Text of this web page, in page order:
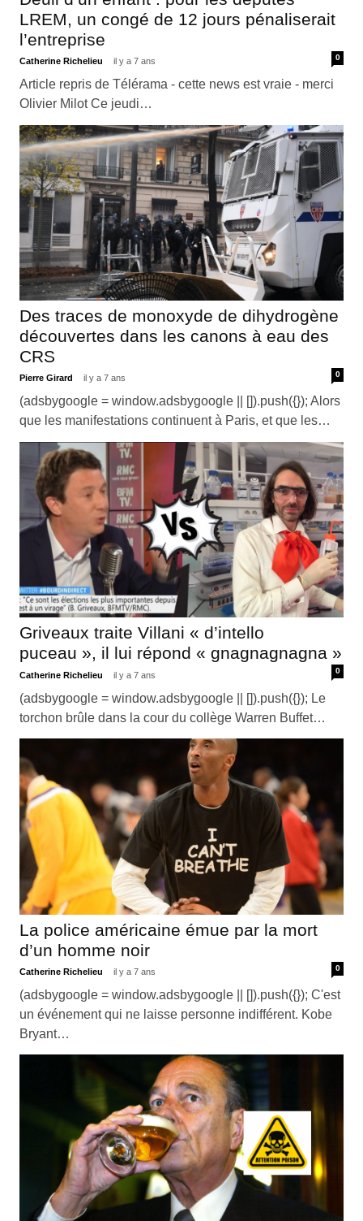
LREM, un congé de 12 jours pénaliserait
l’entreprise
Catherine Richelieu il y a 7 ans 0
Article repris de Télérama - cette news est vraie - merci
Olivier Milot Ce jeudi…
Des traces de monoxyde de dihydrogène
découvertes dans les canons à eau des
CRS
Pierre Girard il y a 7 ans 0
(adsbygoogle = window.adsbygoogle || []).push({}); Alors
que les manifestations continuent à Paris, et que les…
Griveaux traite Villani « d’intello
puceau », il lui répond « gnagnagnagna »
Catherine Richelieu il y a 7 ans 0
(adsbygoogle = window.adsbygoogle || []).push({}); Le
torchon brûle dans la cour du collège Warren Buffet…
La police américaine émue par la mort
d’un homme noir
Catherine Richelieu il y a 7 ans 0
(adsbygoogle = window.adsbygoogle || []).push({}); C'est
un événement qui ne laisse personne indifférent. Kobe
Bryant…